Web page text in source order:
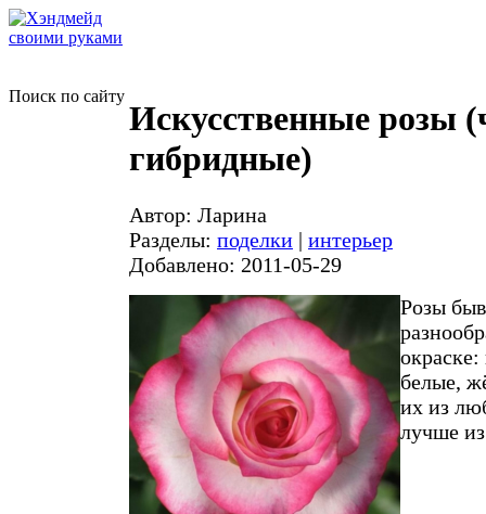
Поиск по сайту
Искусственные розы
гибридные)
Автор: Ларина
Разделы: поделки | интерьер
Добавлено: 2011-05-29
Розы
белые,
их из
лучше